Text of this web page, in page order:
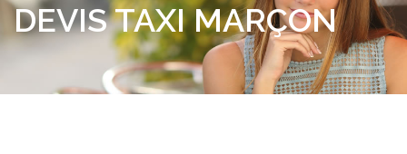
DEVIS TAXI MARÇON